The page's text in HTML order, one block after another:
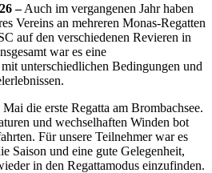
–Auch im vergangenen Jahr haben
Vereins an mehreren Monas-Regatten
auf den verschiedenen Revieren in
war es eine
unterschiedlichen Bedingungen und
die erste Regatta am Brombachsee.
und wechselhaften Winden bot
Für unsere Teilnehmer war es
Saison und eine gute Gelegenheit,
in den Regattamodus einzufinden.